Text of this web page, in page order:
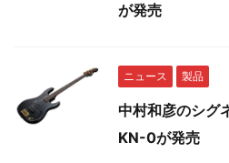
が発売
ニュース 製品
中村和彦のシグ
KN-0が発売